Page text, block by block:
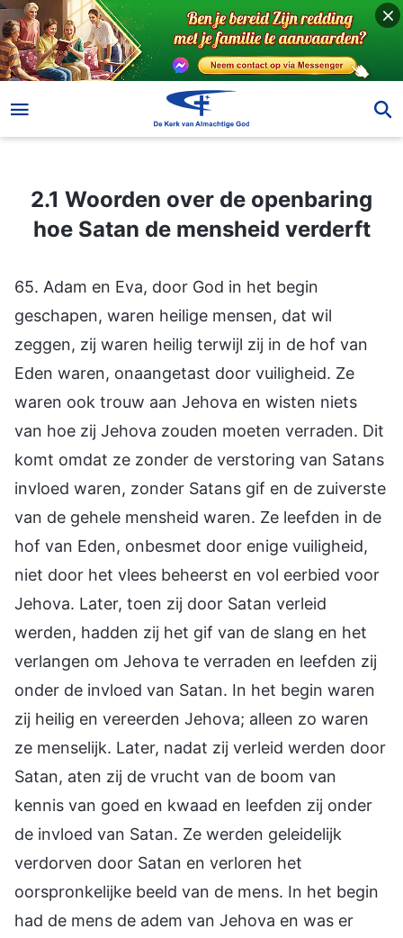
2.1 Woorden over de openbaring
hoe Satan de mensheid verderft
65. Adam en Eva, door God in het begin
geschapen, waren heilige mensen, dat wil
zeggen, zij waren heilig terwijl zij in de hof van
Eden waren, onaangetast door vuiligheid. Ze
waren ook trouw aan Jehova en wisten niets
van hoe zij Jehova zouden moeten verraden. Dit
komt omdat ze zonder de verstoring van Satans
invloed waren, zonder Satans gif en de zuiverste
van de gehele mensheid waren. Ze leefden in de
hof van Eden, onbesmet door enige vuiligheid,
niet door het vlees beheerst en vol eerbied voor
Jehova. Later, toen zij door Satan verleid
werden, hadden zij het gif van de slang en het
verlangen om Jehova te verraden en leefden zij
onder de invloed van Satan. In het begin waren
zij heilig en vereerden Jehova; alleen zo waren
ze menselijk. Later, nadat zij verleid werden door
Satan, aten zij de vrucht van de boom van
kennis van goed en kwaad en leefden zij onder
de invloed van Satan. Ze werden geleidelijk
verdorven door Satan en verloren het
oorspronkelijke beeld van de mens. In het begin
had de mens de adem van Jehova en was er